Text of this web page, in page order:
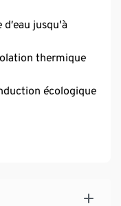
jusqu'à
thermique
écologique
longueur :